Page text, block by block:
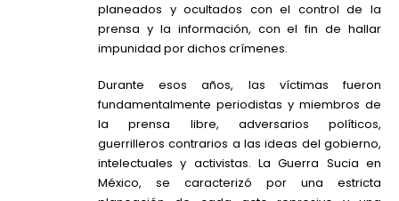
planeados y ocultados con el control de la
prensa y la información, con el fin de hallar
impunidad por dichos crímenes.
Durante esos años, las víctimas fueron
fundamentalmente periodistas y miembros de
la prensa libre, adversarios políticos,
guerrilleros contrarios a las ideas del gobierno,
intelectuales y activistas. La Guerra Sucia en
México, se caracterizó por una estricta